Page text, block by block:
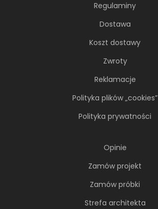
Regulaminy
Dostawa
Koszt dostawy
Zwroty
Reklamacje
Polityka plików „cookies”
Polityka prywatności
Opinie
Zamów projekt
Zamów próbki
Strefa architekta